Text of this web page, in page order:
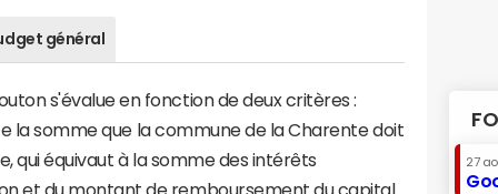
général
s'évalue en fonction de deux critères :
la somme que la commune de la Charente doit
qui équivaut à la somme des intérêts
et du montant de remboursement du capital
27